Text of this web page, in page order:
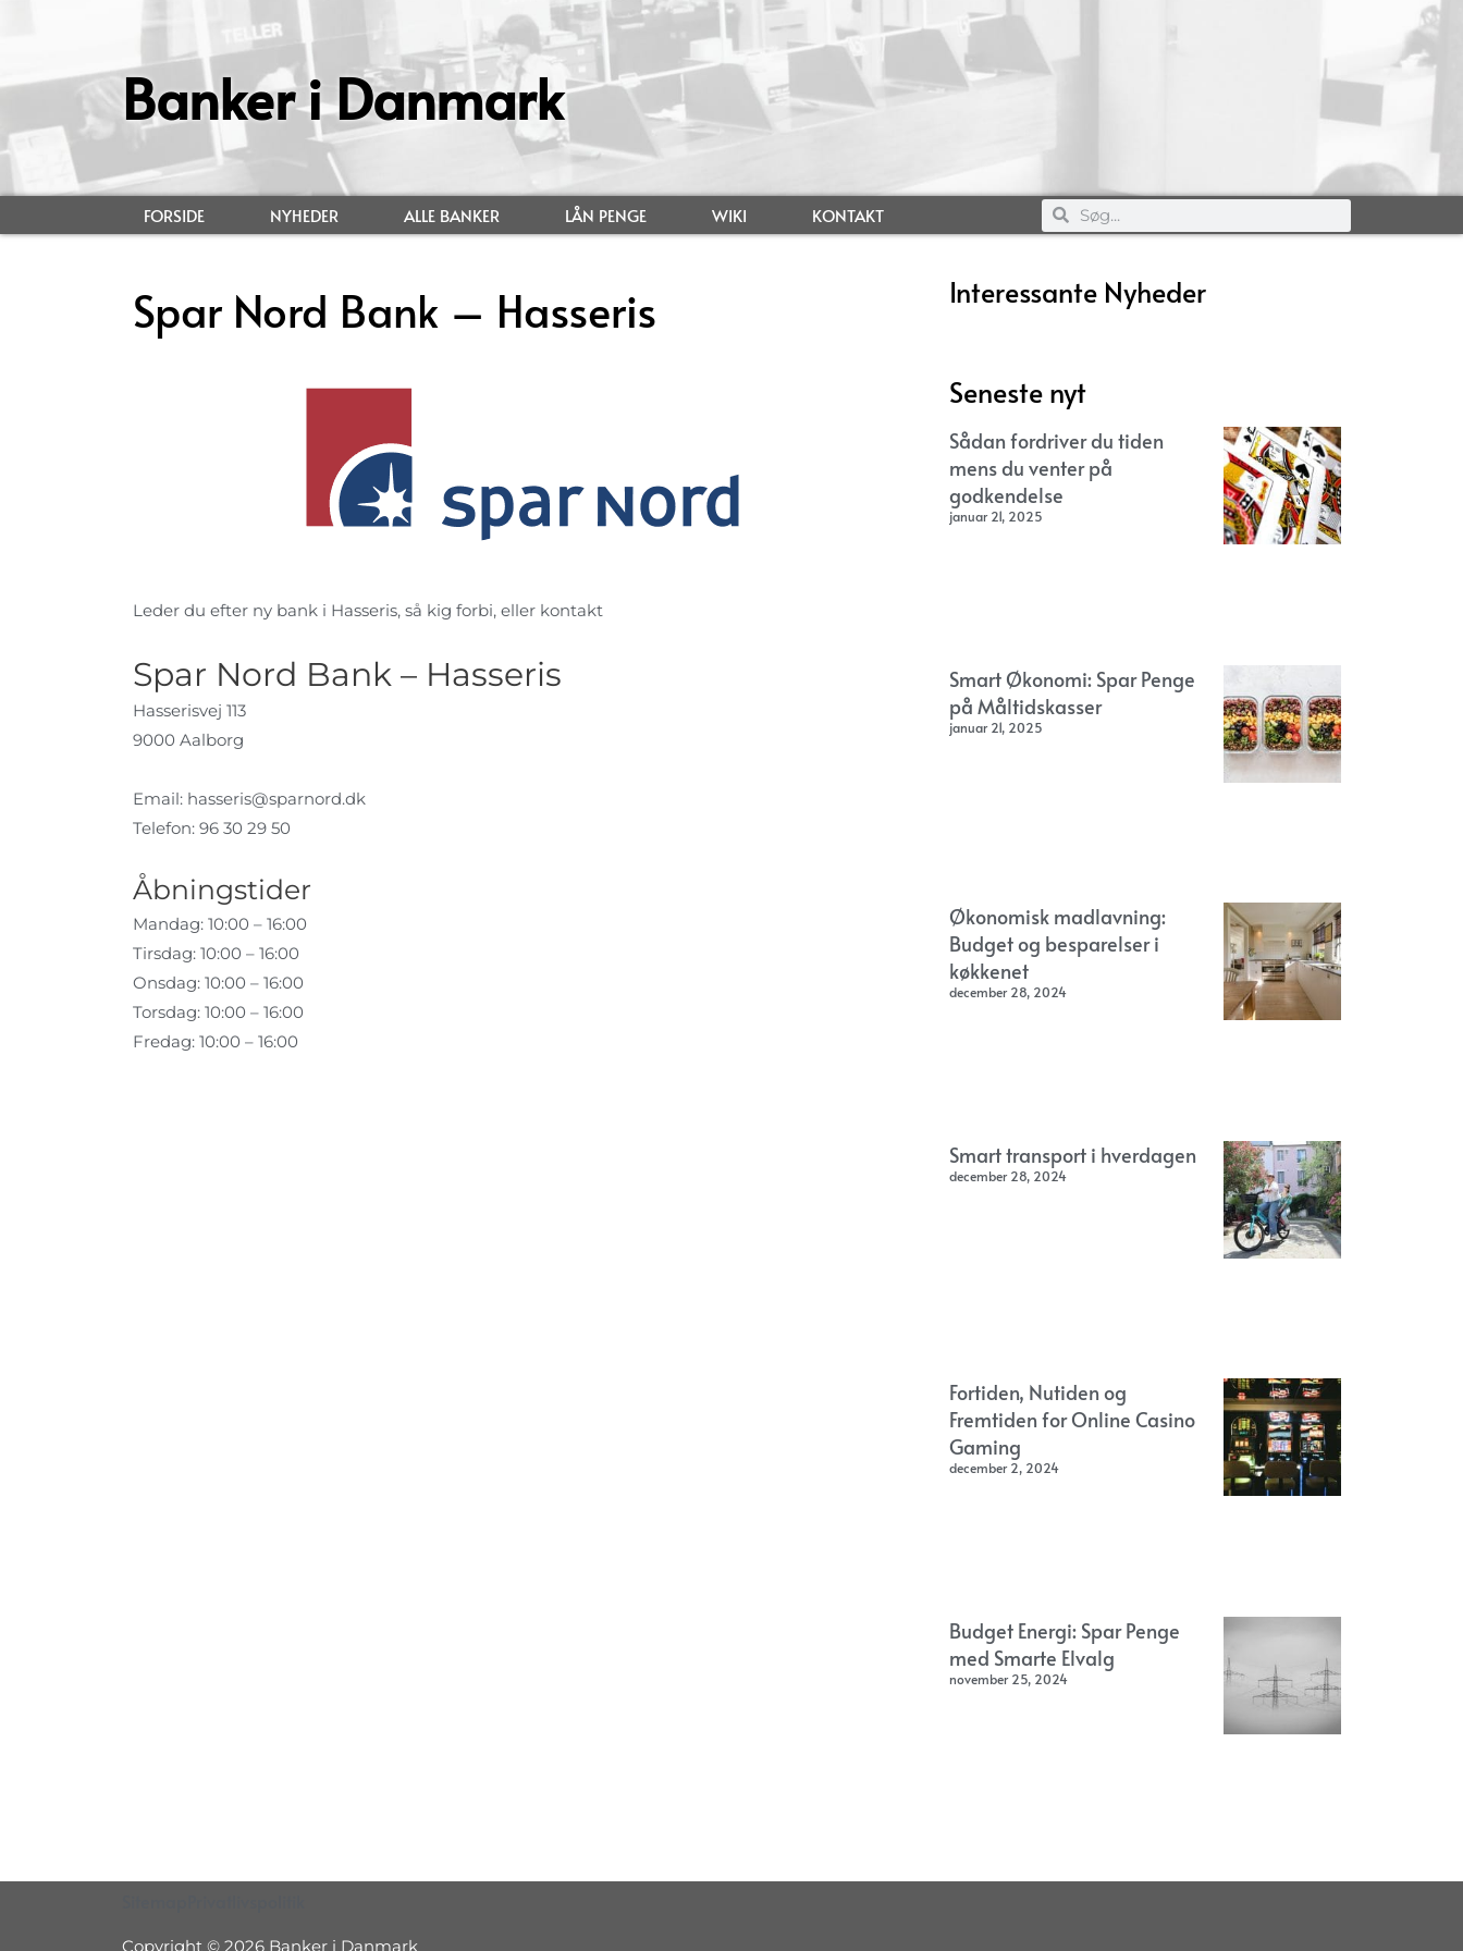
Banker i Danmark
FORSIDE NYHEDER ALLE BANKER LÅN PENGE WIKI KONTAKT
Spar Nord Bank – Hasseris
Leder du efter ny bank i Hasseris, så kig forbi, eller kontakt
Spar Nord Bank – Hasseris
Hasserisvej 113
9000 Aalborg
Email: hasseris@sparnord.dk
Telefon: 96 30 29 50
Åbningstider
Mandag: 10:00 – 16:00
Tirsdag: 10:00 – 16:00
Onsdag: 10:00 – 16:00
Torsdag: 10:00 – 16:00
Fredag: 10:00 – 16:00
Interessante Nyheder
Seneste nyt
Sådan fordriver du tiden
mens du venter på
godkendelse
januar 21, 2025
Smart Økonomi: Spar Penge
på Måltidskasser
januar 21, 2025
Økonomisk madlavning:
Budget og besparelser i
køkkenet
december 28, 2024
Smart transport i hverdagen
december 28, 2024
Fortiden, Nutiden og
Fremtiden for Online Casino
Gaming
december 2, 2024
Budget Energi: Spar Penge
med Smarte Elvalg
november 25, 2024
Copyright © 2026 Banker i Danmark